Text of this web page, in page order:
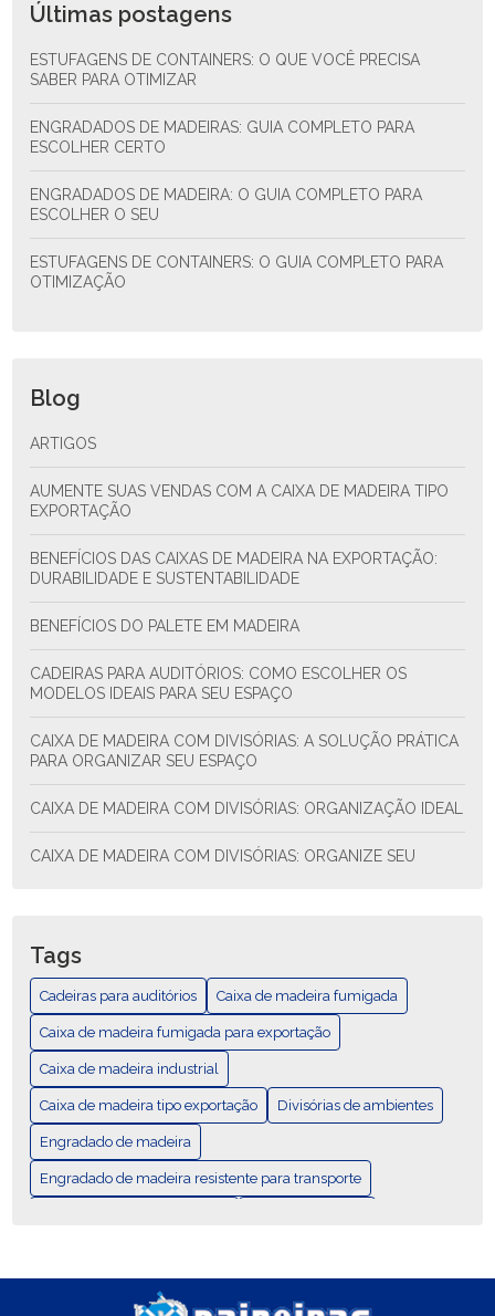
Últimas postagens
ESTUFAGENS DE CONTAINERS: O QUE VOCÊ PRECISA
SABER PARA OTIMIZAR
ENGRADADOS DE MADEIRAS: GUIA COMPLETO PARA
ESCOLHER CERTO
ENGRADADOS DE MADEIRA: O GUIA COMPLETO PARA
ESCOLHER O SEU
ESTUFAGENS DE CONTAINERS: O GUIA COMPLETO PARA
OTIMIZAÇÃO
Blog
ARTIGOS
AUMENTE SUAS VENDAS COM A CAIXA DE MADEIRA TIPO
EXPORTAÇÃO
BENEFÍCIOS DAS CAIXAS DE MADEIRA NA EXPORTAÇÃO:
DURABILIDADE E SUSTENTABILIDADE
BENEFÍCIOS DO PALETE EM MADEIRA
CADEIRAS PARA AUDITÓRIOS: COMO ESCOLHER OS
MODELOS IDEAIS PARA SEU ESPAÇO
CAIXA DE MADEIRA COM DIVISÓRIAS: A SOLUÇÃO PRÁTICA
PARA ORGANIZAR SEU ESPAÇO
CAIXA DE MADEIRA COM DIVISÓRIAS: ORGANIZAÇÃO IDEAL
CAIXA DE MADEIRA COM DIVISÓRIAS: ORGANIZE SEU
PARA ORGANIZAR SEU ESPAÇO
CAIXA DE MADEIRA EXPORTAÇÃO: COMO ESCOLHER E AS
MELHORES PRÁTICAS
CAIXA DE MADEIRA EXPORTAÇÃO: GUÍA COMPLETA
CAIXA DE MADEIRA FUMIGADA PARA EXPORTAÇÃO
CAIXA DE MADEIRA FUMIGADA: DESCUBRA SUAS
VANTAGENS E USOS
CAIXA DE MADEIRA FUMIGADA: ESTILO E QUALIDADE
Tags
Cadeiras para auditórios Caixa de madeira fumigada
Caixa de madeira fumigada para exportação
Caixa de madeira industrial
Caixa de madeira tipo exportação Divisórias de ambientes
Engradado de madeira
Engradado de madeira resistente para transporte